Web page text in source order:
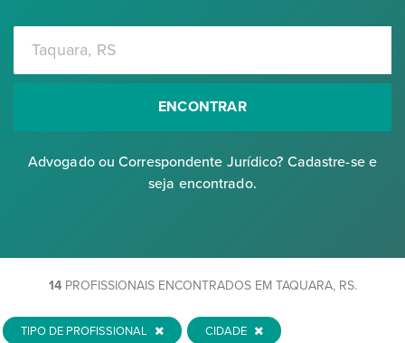
ENCONTRAR
Advogado ou Correspondente Jurídico? Cadastre-se e
seja encontrado.
14PROFISSIONAIS ENCONTRADOS EM TAQUARA, RS.
TIPO DE PROFISSIONAL CIDADE